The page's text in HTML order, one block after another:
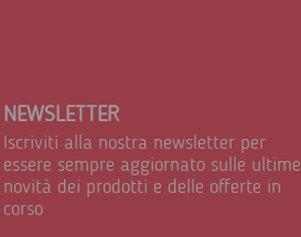
NEWSLETTER
Iscriviti alla nostra newsletter per
essere sempre aggiornato sulle ultime
novità dei prodotti e delle offerte in
corso